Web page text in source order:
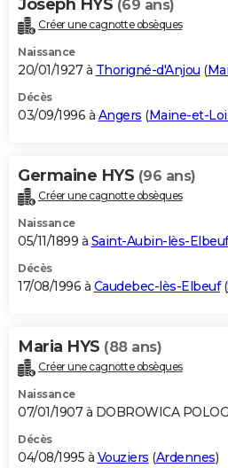
Joseph HYS (69 ans)
Créer une cagnotte obsèques
Naissance
20/01/1927 à Thorigné-d'Anjou (
Décès
03/09/1996 à Angers (Maine-et-
Germaine HYS (96 ans)
Créer une cagnotte obsèques
Naissance
05/11/1899 à Saint-Aubin-lès-Elbeuf
Décès
17/08/1996 à Caudebec-lès-Elbeuf(
Maria HYS (88 ans)
Créer une cagnotte obsèques
Naissance
07/01/1907 à DOBROWICA
Décès
04/08/1995 à Vouziers (Ardennes)